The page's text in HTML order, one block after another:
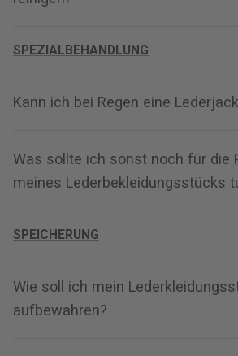
SPEZIALBEHANDLUNG
Kann ich bei Regen eine
Was sollte ich sonst noch für die
meines Lederbekleidungsstücks
SPEICHERUNG
Wie soll ich mein
aufbewahren?